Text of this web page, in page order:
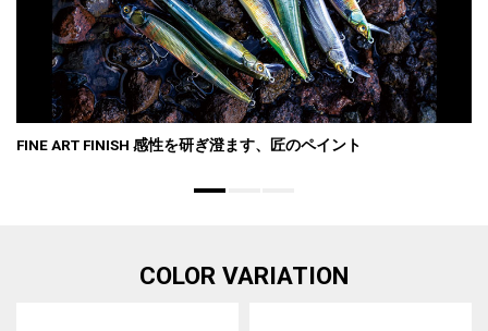
FINE ART FINISH 感性を研ぎ澄ます、匠のペイント
COLOR VARIATION